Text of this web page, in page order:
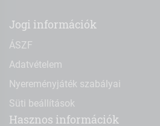
Jogi információk
ÁSZF
Adatvételem
Nyereményjáték szabályai
Süti beállítások
Hasznos információk